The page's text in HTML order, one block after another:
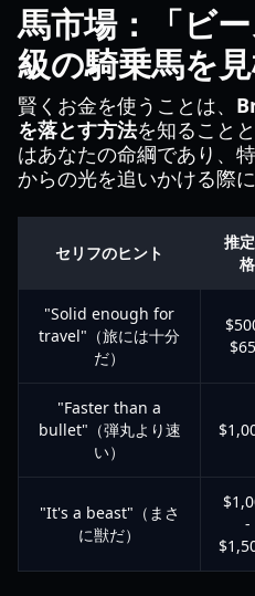
馬市場：「ビー
級の騎乗馬を
賢くお金を使うことは、
を落とす方法を知ること
はあなたの命綱であり、
からの光を追いかける際
セリフのヒント
推
格
"Solid enough for
travel"（旅には十分
だ）
"Faster than a
bullet"（弾丸より速
い）
"It's a beast"（まさ
に獣だ）
-